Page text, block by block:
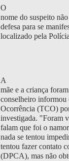
O
nome do suspeito
defesa para se
localizado pela
A
mãe e a criança
conselheiro informou
Ocorrência (TCO)
investigada. "Foram
falam que foi o
nada se tentou
tentou fazer contato
(DPCA), mas não